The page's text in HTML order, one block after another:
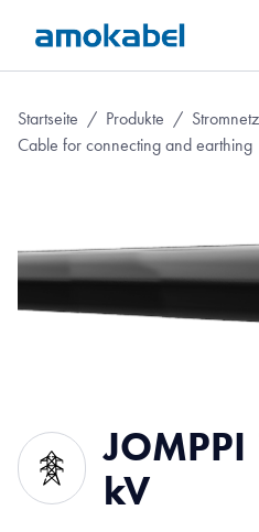
Startseite / Produkte /
Cable for connecting and earthing
kV